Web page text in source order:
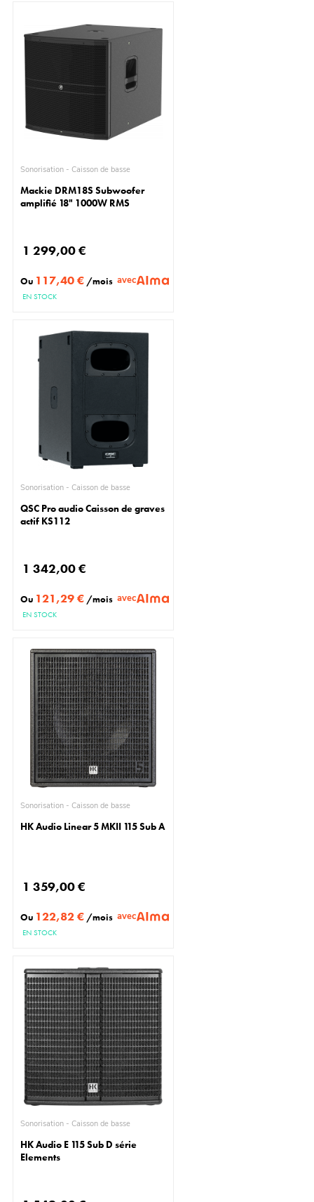
Sonorisation - Caisson de basse
Mackie DRM18S Subwoofer
amplifié 18" 1000W RMS
1 299,00 €
Ou 117,40 € /mois avec
EN STOCK
Sonorisation - Caisson de basse
QSC Pro audio Caisson de graves
actif KS112
1 342,00 €
Ou 121,29 € /mois avec
EN STOCK
Sonorisation - Caisson de basse
HK Audio Linear 5 MKII 115 Sub A
1 359,00 €
Ou 122,82 € /mois avec
EN STOCK
Sonorisation - Caisson de basse
HK Audio E 115 Sub D série
Elements